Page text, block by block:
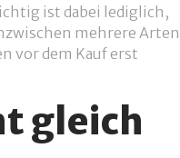
ist dabei lediglich,
mehrere Arten
vor dem Kauf erst
gleich